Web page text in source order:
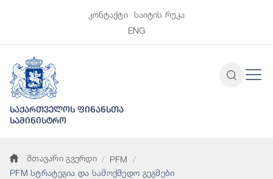
კონტაქტი
საიტის რუკა
ENG
საქართველოს ფინანსთა
სამინისტრო
მთავარი გვერდი
PFM
PFM სტრატეგია და სამოქმედო გეგმები